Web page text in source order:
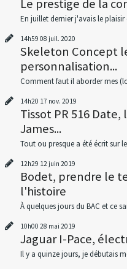
Le prestige de la
En juillet dernier j'avais le plaisir
14h59 08 juil. 2020
Skeleton Concept
personnalisation...
Comment faut il aborder mes
14h20 17 nov. 2019
Tissot PR 516
James...
Tout ou presque a été écrit sur
12h29 12 juin 2019
Bodet, prendre le
l'histoire
À quelques jours du BAC et ce
10h00 28 mai 2019
Jaguar I-Pace,
Il y a quinze jours, je débutais